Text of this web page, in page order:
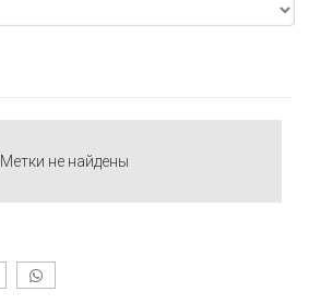
Метки не найдены